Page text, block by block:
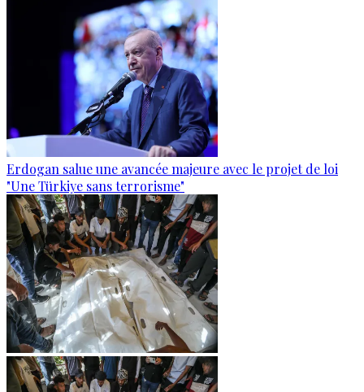
Erdogan salue une avancée majeure avec le projet de loi
"Une Türkiye sans terrorisme"